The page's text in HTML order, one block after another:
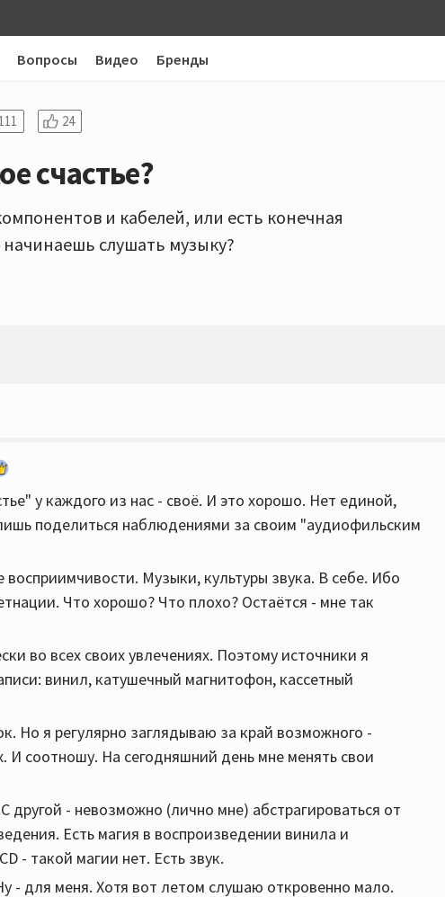
Вопросы Видео Бренды
111 24
счастье?
и кабелей, или есть конечная
начинаешь слушать музыку?
у каждого из нас - своё. И это хорошо. Нет единой,
поделиться наблюдениями за своим "аудиофильским
Музыки, культуры звука. В себе. Ибо
Что хорошо? Что плохо? Остаётся - мне так
во всех своих увлечениях. Поэтому источники я
винил, катушечный магнитофон, кассетный
Но я регулярно заглядываю за край возможного -
соотношу. На сегодняшний день мне менять свои
- невозможно (лично мне) абстрагироваться от
Есть магия в воспроизведении винила и
- такой магии нет. Есть звук.
- для меня. Хотя вот летом слушаю откровенно мало.